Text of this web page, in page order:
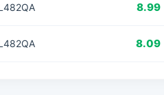
8.99
8.09